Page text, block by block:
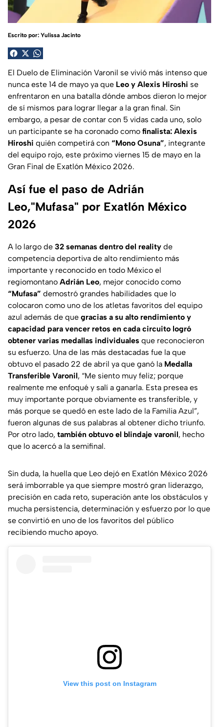
Escrito por: Yulissa Jacinto
El Duelo de Eliminación Varonil se vivió más intenso que
nunca este 14 de mayo ya que Leo y Alexis Hiroshi se
enfrentaron en una batalla dónde ambos dieron lo mejor
de sí mismos para lograr llegar a la gran final. Sin
embargo, a pesar de contar con 5 vidas cada uno, solo
un participante se ha coronado como finalista: Alexis
Hiroshi quién competirá con “Mono Osuna”, integrante
del equipo rojo, este próximo viernes 15 de mayo en la
Gran Final de Exatlón México 2026.
Así fue el paso de Adrián
Leo,"Mufasa" por Exatlón México
2026
A lo largo de 32 semanas dentro del reality de
competencia deportiva de alto rendimiento más
importante y reconocido en todo México el
regiomontano Adrián Leo, mejor conocido como
“Mufasa” demostró grandes habilidades que lo
colocaron como uno de los atletas favoritos del equipo
azul además de que gracias a su alto rendimiento y
capacidad para vencer retos en cada circuito logró
obtener varias medallas individuales que reconocieron
su esfuerzo. Una de las más destacadas fue la que
obtuvo el pasado 22 de abril ya que ganó la Medalla
Transferible Varonil, “Me siento muy feliz; porque
realmente me enfoqué y salí a ganarla. Esta presea es
muy importante porque obviamente es transferible, y
más porque se quedó en este lado de la Familia Azul”,
fueron algunas de sus palabras al obtener dicho triunfo.
Por otro lado, también obtuvo el blindaje varonil, hecho
que lo acercó a la semifinal.
Sin duda, la huella que Leo dejó en Exatlón México 2026
será imborrable ya que siempre mostró gran liderazgo,
precisión en cada reto, superación ante los obstáculos y
mucha persistencia, determinación y esfuerzo por lo que
se convirtió en uno de los favoritos del público
recibiendo mucho apoyo.
View this post on Instagram